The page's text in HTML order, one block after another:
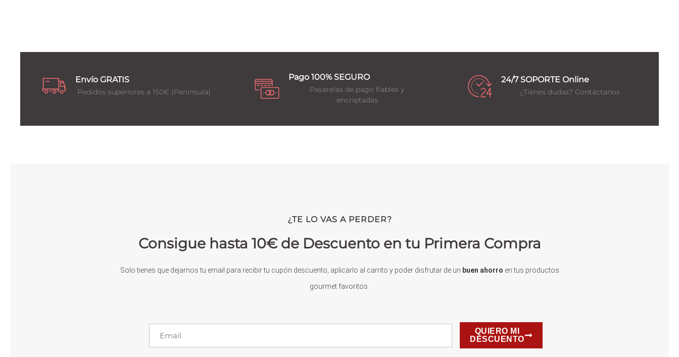
Envío GRATIS
Pedidos superiores a 150€ (Península)
Pago 100% SEGURO
Pasarelas de pago fiables y
encriptadas
24/7 SOPORTE Online
¿Tienes dudas? Contáctanos
¿TE LO VAS A PERDER?
Consigue hasta 10€ de Descuento en tu Primera Compra
Solo tienes que dejarnos tu email para recibir tu cupón descuento, aplicarlo al carrito y poder disfrutar de un buen ahorro en tus productos
gourmet favoritos.
Email
QUIERO MI
DESCUENTO